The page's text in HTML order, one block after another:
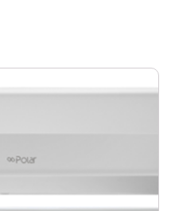
7,75 A
5 m
6/10 mm